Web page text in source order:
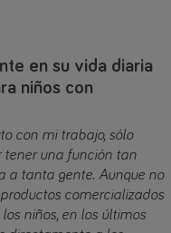
en su vida diaria
niños con
con mi trabajo, sólo
tener una función tan
a tanta gente. Aunque no
comercializados
niños, en los últimos